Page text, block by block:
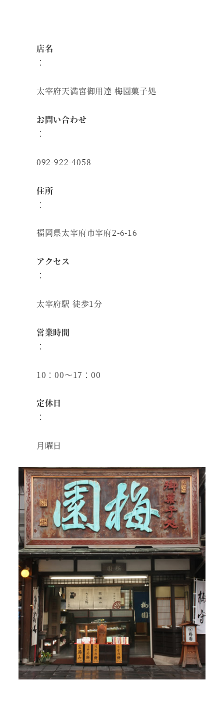
店名
：
太宰府天満宮御用達 梅園菓子処
お問い合わせ
：
092-922-4058
住所
：
福岡県太宰府市宰府2-6-16
アクセス
：
太宰府駅 徒歩1分
営業時間
：
10：00～17：00
定休日
：
月曜日